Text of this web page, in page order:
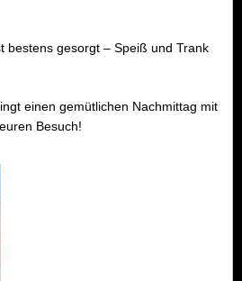
bestens gesorgt – Speiß und Trank
einen gemütlichen Nachmittag mit
Besuch!